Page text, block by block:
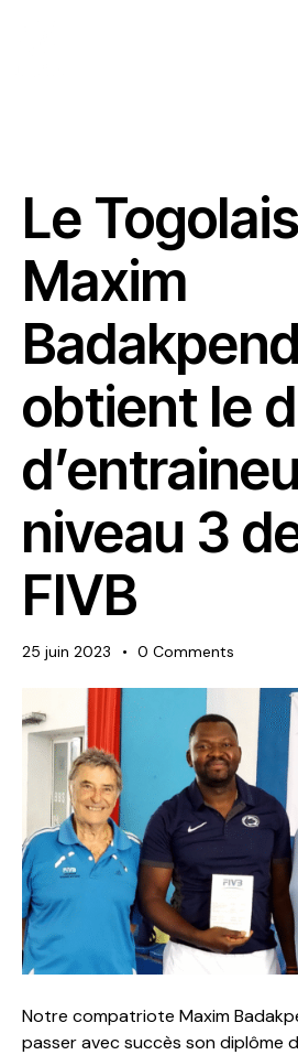
Le Togolais
Maxim
obtient le
niveau 3
FIVB
25 juin 2023 0 Comments
Notre compatriote Maxim
passer avec succès son diplôme